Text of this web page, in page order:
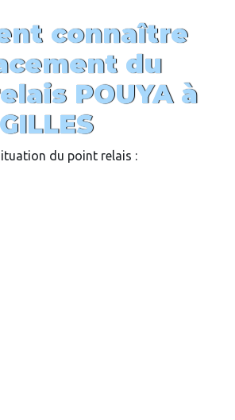
connaître
du
POUYAà
du point relais :